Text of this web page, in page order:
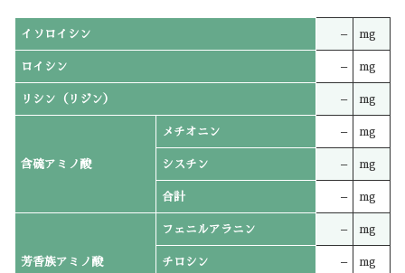
イソロイシン – mg
ロイシン – mg
リシン（リジン） – mg
含硫アミノ酸
メチオニン – mg
シスチン – mg
合計 – mg
芳香族アミノ酸
フェニルアラニン – mg
チロシン – mg